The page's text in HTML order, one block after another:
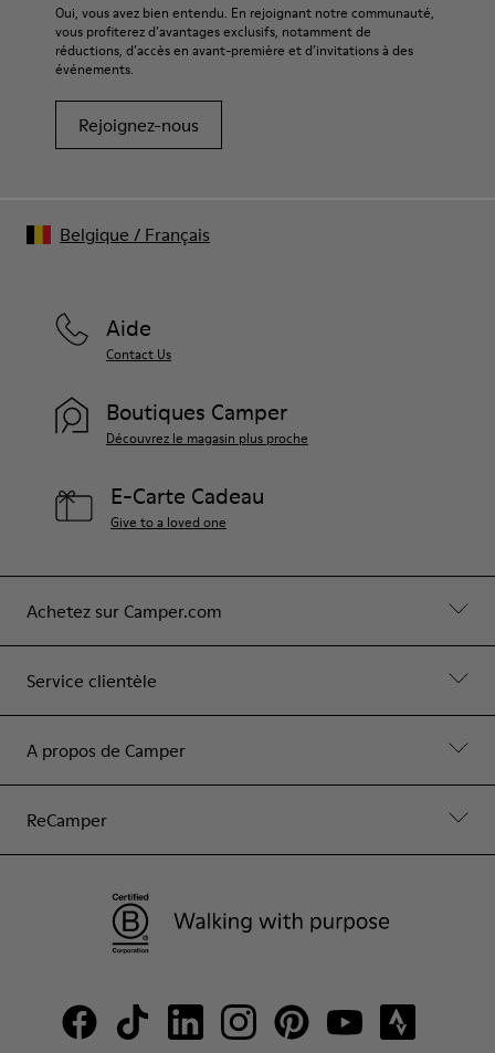
Oui, vous avez bien entendu. En rejoignant notre communauté,
vous profiterez d’avantages exclusifs, notamment de
réductions, d’accès en avant-première et d’invitations à des
événements.
Rejoignez-nous
Achetez sur Camper.com
Service clientèle
A propos de Camper
ReCamper
Aide
Contact Us
Boutiques Camper
Découvrez le magasin plus proche
E-Carte Cadeau
Give to a loved one
Belgique / Français